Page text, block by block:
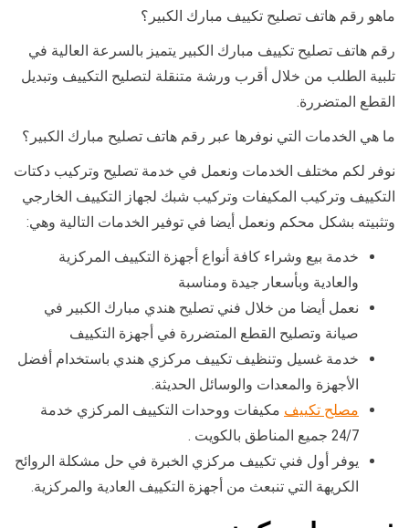
ماهو رقم هاتف تصليح تكييف مبارك الكبير؟
رقم هاتف تصليح تكييف مبارك الكبير يتميز بالسرعة العالية في
تلبية الطلب من خلال أقرب ورشة متنقلة لتصليح التكييف وتبديل
القطع المتضررة.
ما هي الخدمات التي نوفرها عبر رقم هاتف تصليح مبارك الكبير؟
نوفر لكم مختلف الخدمات ونعمل في خدمة تصليح وتركيب دكتات
التكييف وتركيب المكيفات وتركيب شبك لجهاز التكييف الخارجي
وتثبيته بشكل محكم ونعمل أيضا في توفير الخدمات التالية وهي:
خدمة بيع وشراء كافة أنواع أجهزة التكييف المركزية
والعادية وبأسعار جيدة ومناسبة
نعمل أيضا من خلال فني تصليح هندي مبارك الكبير في
صيانة وتصليح القطع المتضررة في أجهزة التكييف
خدمة غسيل وتنظيف تكييف مركزي هندي باستخدام أفضل
الأجهزة والمعدات والوسائل الحديثة.
مصلح تكييف مكيفات ووحدات التكييف المركزي خدمة
24/7 جميع المناطق بالكويت .
يوفر أول فني تكييف مركزي الخبرة في حل مشكلة الروائح
الكريهة التي تنبعث من أجهزة التكييف العادية والمركزية.